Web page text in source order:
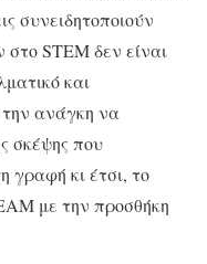
συνειδητοποιούν
STEM δεν είναι
και
την ανάγκη να
σκέψης που
γραφή κι έτσι, το
με την προσθήκη